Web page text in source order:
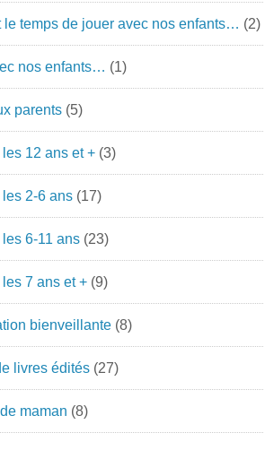
le temps de jouer avec nos enfants… (2)
nos enfants… (1)
parents (5)
12 ans et + (3)
2-6 ans (17)
6-11 ans (23)
7 ans et + (9)
bienveillante (8)
livres édités (27)
maman (8)